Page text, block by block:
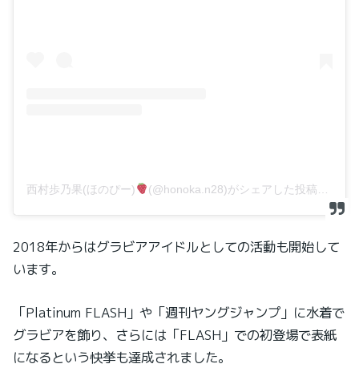
西村歩乃果(ほのぴー) (@honoka.n28)がシェアした投稿
2018年からはグラビアアイドルとしての活動も開始して
います。
「Platinum FLASH」や「週刊ヤングジャンプ」に水着で
グラビアを飾り、さらには「FLASH」での初登場で表紙
になるという快挙も達成されました。